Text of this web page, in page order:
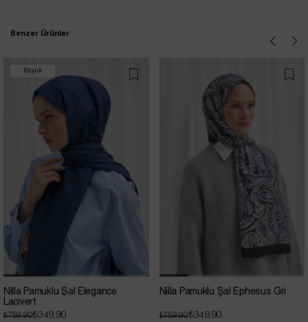
Benzer Ürünler
Nilla Pamuklu Şal Elegance
Lacivert
₺349,90
₺759,90
Büyük
Nilla Pamuklu Şal Ephesus Gri
₺349,90
₺759,90